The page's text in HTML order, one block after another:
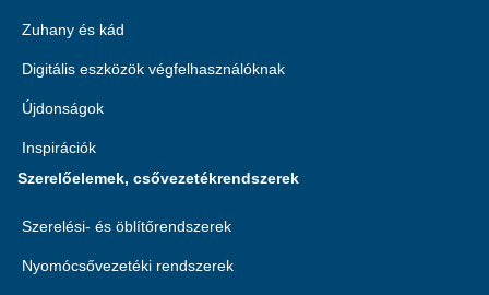
Zuhany és kád
Digitális eszközök végfelhasználóknak
Újdonságok
Inspirációk
Szerelőelemek, csővezetékrendszerek
Szerelési- és öblítőrendszerek
Nyomócsővezetéki rendszerek